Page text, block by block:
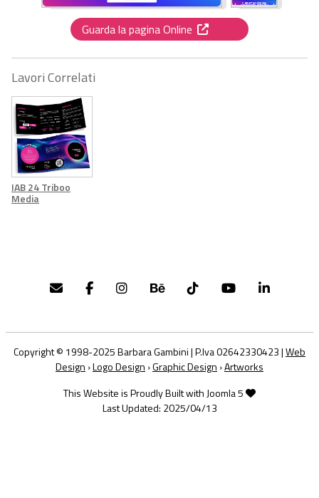
Guarda la pagina Online
Lavori Correlati
IAB 24 Triboo
Media
Copyright © 1998-2025 Barbara Gambini | P.Iva 02642330423 |Web
Design ›Logo Design ›Graphic Design ›Artworks
This Website is Proudly Built with Joomla 5
Last Updated: 2025/04/13